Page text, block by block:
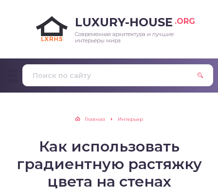
LUXURY-HOUSE .ORG
Современная архитектура и лучшие
интерьеры мира
Главная Интерьер
Как использовать
градиентную растяжку
цвета на стенах